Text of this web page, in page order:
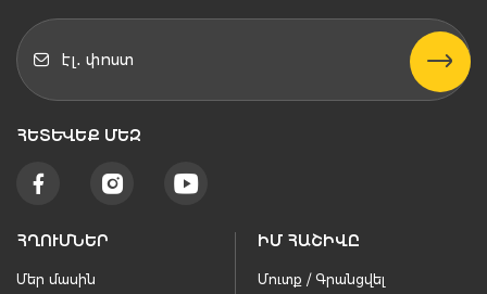
ՀԵՏԵՒԵՔ ՄԵԶ
ՀՂՈՒՄՆԵՐ
Մեր մասին
ԻՄ ՀԱՇԻՎԸ
Մուտք / Գրանցվել